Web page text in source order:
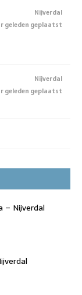
Nijverdal
geleden geplaatst
Nijverdal
geleden geplaatst
– Nijverdal